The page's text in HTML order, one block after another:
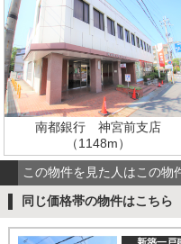
南都銀行 神宮前支店
（1148m）
この物件を見た人はこの物
同じ価格帯の物件はこちら